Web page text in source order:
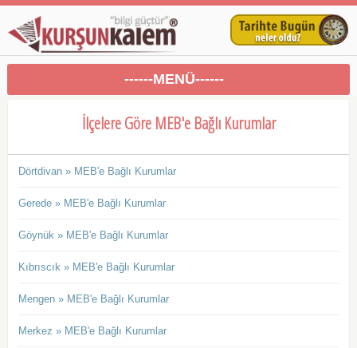
------MENÜ------
İlçelere Göre MEB'e Bağlı Kurumlar
Dörtdivan » MEB'e Bağlı Kurumlar
Gerede » MEB'e Bağlı Kurumlar
Göynük » MEB'e Bağlı Kurumlar
Kıbrıscık » MEB'e Bağlı Kurumlar
Mengen » MEB'e Bağlı Kurumlar
Merkez » MEB'e Bağlı Kurumlar